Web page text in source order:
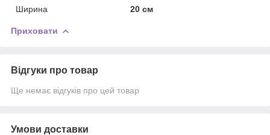
Ширина
20 см
Приховати
Відгуки про товар
Ще немає відгуків про цей товар
Умови доставки